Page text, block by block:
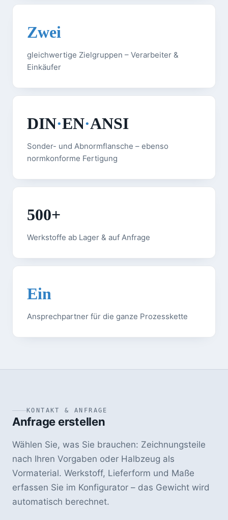
Zwei
gleichwertige Zielgruppen – Verarbeiter &
Einkäufer
DIN·EN·ANSI
Sonder- und Abnormflansche – ebenso
normkonforme Fertigung
500+
Werkstoffe ab Lager & auf Anfrage
Ein
Ansprechpartner für die ganze Prozesskette
KONTAKT & ANFRAGE
Anfrage erstellen
Wählen Sie, was Sie brauchen: Zeichnungsteile
nach Ihren Vorgaben oder Halbzeug als
Vormaterial. Werkstoff, Lieferform und Maße
erfassen Sie im Konfigurator – das Gewicht wird
automatisch berechnet.